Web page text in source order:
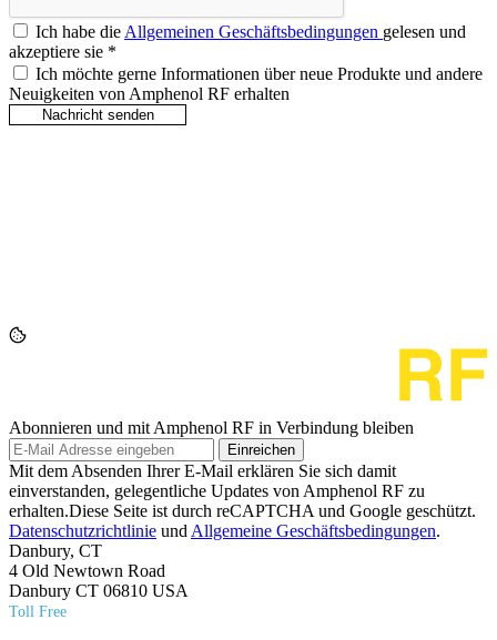
Ich habe die Allgemeinen Geschäftsbedingungen gelesen und
akzeptiere sie *
Ich möchte gerne Informationen über neue Produkte und andere
Neuigkeiten von Amphenol RF erhalten
Abonnieren und mit Amphenol RF in Verbindung bleiben
Einreichen
Mit dem Absenden Ihrer E-Mail erklären Sie sich damit
einverstanden, gelegentliche Updates von Amphenol RF zu
erhalten.Diese Seite ist durch reCAPTCHA und Google geschützt.
Datenschutzrichtlinie und Allgemeine Geschäftsbedingungen.
Danbury, CT
4 Old Newtown Road
Danbury CT 06810 USA
Toll Free